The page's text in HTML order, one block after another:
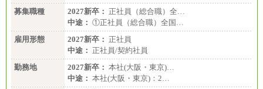
募集職種
2027新卒： 正社員（総合職）全…
中途： ①正社員（総合職）全国…
雇用形態
2027新卒： 正社員
中途： 正社員/契約社員
勤務地
2027新卒： 本社(大阪・東京)…
中途： 本社(大阪・東京)：2…